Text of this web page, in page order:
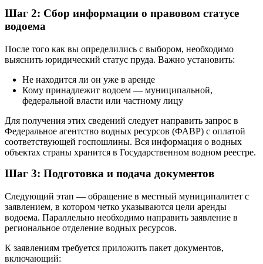
Шаг 2: Сбор информации о правовом статусе
водоема
После того как вы определились с выбором, необходимо
выяснить юридический статус пруда. Важно установить:
Не находится ли он уже в аренде
Кому принадлежит водоем — муниципальной,
федеральной власти или частному лицу
Для получения этих сведений следует направить запрос в
Федеральное агентство водных ресурсов (ФАВР) с оплатой
соответствующей госпошлины. Вся информация о водных
объектах страны хранится в Государственном водном реестре.
Шаг 3: Подготовка и подача документов
Следующий этап — обращение в местный муниципалитет с
заявлением, в котором четко указываются цели аренды
водоема. Параллельно необходимо направить заявление в
региональное отделение водных ресурсов.
К заявлениям требуется приложить пакет документов,
включающий: